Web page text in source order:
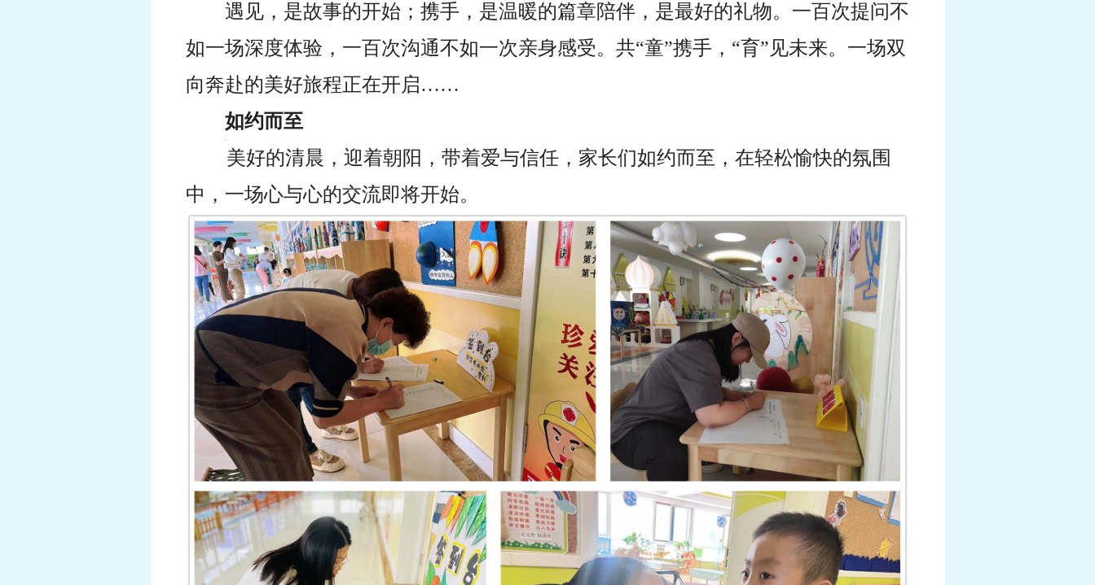
遇见，是故事的开始； 携手，是温暖的篇章陪伴， 是最好的礼物。 一百次提问不
如一场深度体验， 一百次沟通不如一次亲身感受。 共“童”携手，“育”见未来。 一场双
向奔赴的美好旅程正在开启……
如约而至
美好的清晨，迎着朝阳，带着爱与信任，家长们如约而至，在轻松愉快的氛围
中，一场心与心的交流即将开始。